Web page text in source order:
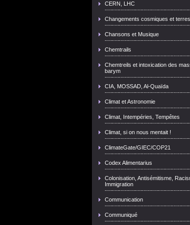
CERN, LHC
Changements cosmiques et
Chansons et Musique
Chemtrails
Chemtreils et intoxication des
barym
CIA, MOSSAD, Al-Quaïda
Climat et Astronomie
Climat, Intempéries, Tempêtes
Climat, si on nous mentait !
ClimateGate/GIEC/COP21
Codex Alimentarius
Colonisation, Antisémitisme,
Immigration
Communication
Communiqué